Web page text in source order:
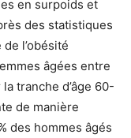
en surpoids et
des statistiques
l’obésité
âgées entre
tranche d’âge 60-
de manière
des hommes âgés